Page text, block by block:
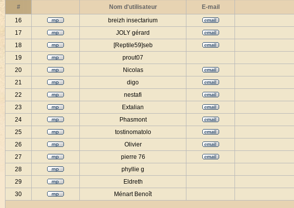
# Nom d'utilisateur E-mail
16
breizh insectarium
17
JOLY gérard
18
[Reptile59]seb
19
prout07
20
Nicolas
21
digo
22
nestafi
23
Extalian
24
Phasmont
25
tostinomatolo
26
Olivier
27
pierre 76
28
phyllie g
29
Eldreth
30
Ménart Benoît